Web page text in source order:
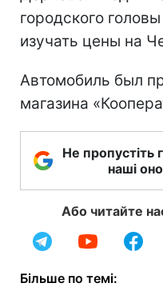
городского
изучать цены на
Автомобиль был
магазина
Не пропустіть
наші
Або читайте
Більше по темі: